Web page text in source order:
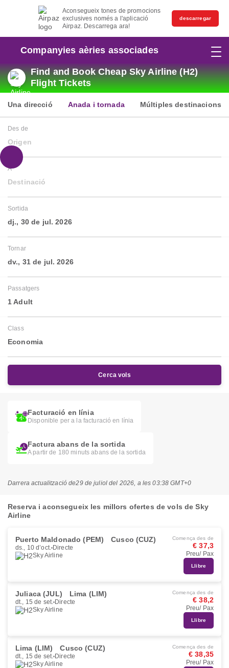
Aconsegueix tones de promocions
exclusives només a l'aplicació
Airpaz. Descarrega ara!
descarregar
Companyies aèries associades
Find and Book Cheap Sky Airline (H2)
Flight Tickets
Una direcció Anada i tornada Múltiples destinacions
Des de
Origen
A
Destinació
Sortida
dj., 30 de jul. 2026
Tornar
dv., 31 de jul. 2026
Passatgers
1 Adult
Class
Economia
Cerca vols
Facturació en línia
Disponible per a la facturació en línia
Factura abans de la sortida
A partir de 180 minuts abans de la sortida
Darrera actualització de29 de juliol del 2026, a les 03:38 GMT+0
Reserva i aconsegueix les millors ofertes de vols de Sky
Airline
Puerto Maldonado (PEM) Cusco (CUZ)
ds., 10 d’oct. Directe
Sky Airline
Comença des de
€ 37,3
Preu/ Pax
Llibre
Juliaca (JUL) Lima (LIM)
dt., 15 de set. Directe
Sky Airline
Comença des de
€ 38,2
Preu/ Pax
Llibre
Lima (LIM) Cusco (CUZ)
dt., 15 de set. Directe
Sky Airline
Comença des de
€ 38,35
Preu/ Pax